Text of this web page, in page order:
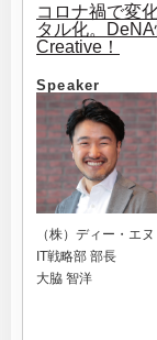
コロナ禍で変
タル化。
Creative！
Speaker
（株）ディー・エ
IT戦略部 部長
大脇 智洋